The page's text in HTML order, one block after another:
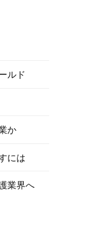
ルド
か
には
業界へ